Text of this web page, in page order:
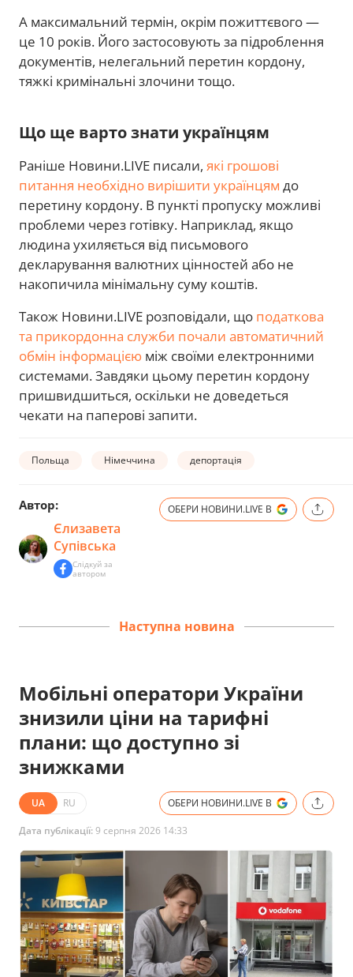
А максимальний термін, окрім пожиттєвого —
це 10 років. Його застосовують за підроблення
документів, нелегальний перетин кордону,
тяжкі кримінальні злочини тощо.
Що ще варто знати українцям
Раніше Новини.LIVE писали, які грошові
питання необхідно вирішити українцям до
перетину кордону. В пункті пропуску можливі
проблеми через готівку. Наприклад, якщо
людина ухиляється від письмового
декларування валютних цінностей або не
накопичила мінімальну суму коштів.
Також Новини.LIVE розповідали, що податкова
та прикордонна служби почали автоматичний
обмін інформацією між своїми електронними
системами. Завдяки цьому перетин кордону
пришвидшиться, оскільки не доведеться
чекати на паперові запити.
Польща Німеччина депортація
Автор:
Єлизавета
Супівська
Слідкуй за
автором
ОБЕРИ НОВИНИ.LIVE В
Наступна новина
Мобільні оператори України
знизили ціни на тарифні
плани: що доступно зі
знижками
UA RU ОБЕРИ НОВИНИ.LIVE В
Дата публікації:9 серпня 2026 14:33